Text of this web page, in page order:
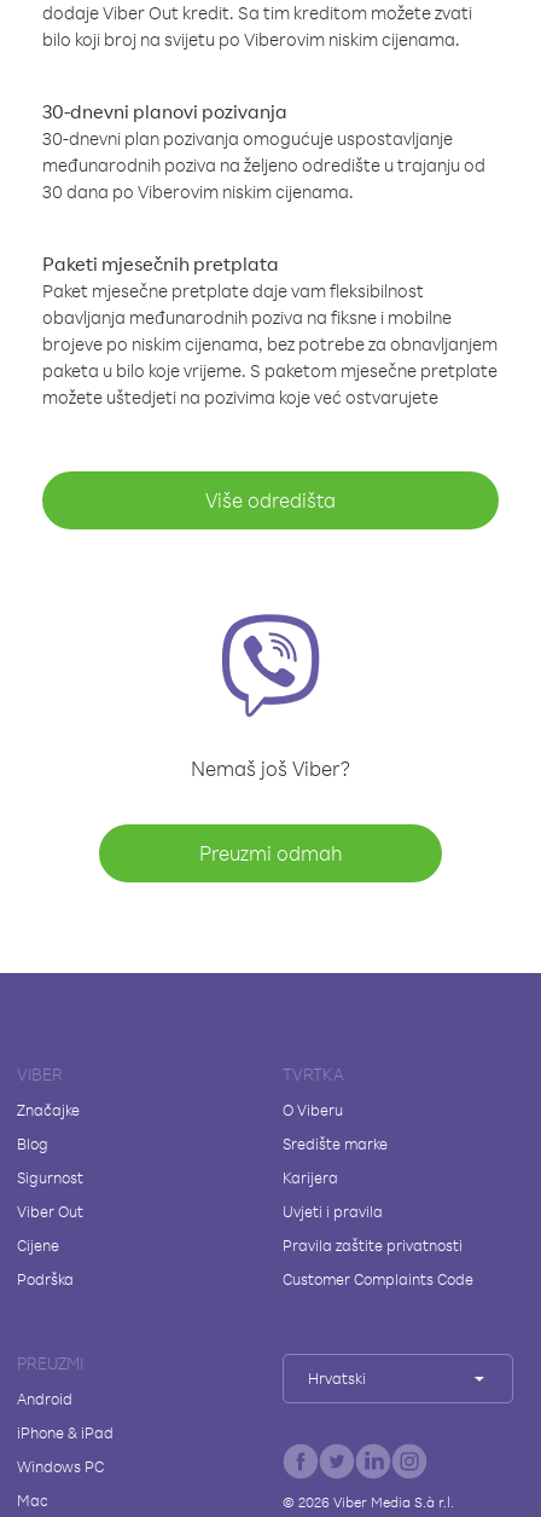
dodaje Viber Out kredit. Sa tim kreditom možete zvati
bilo koji broj na svijetu po Viberovim niskim cijenama.
30-dnevni planovi pozivanja
30-dnevni plan pozivanja omogućuje uspostavljanje
međunarodnih poziva na željeno odredište u trajanju od
30 dana po Viberovim niskim cijenama.
Paketi mjesečnih pretplata
Paket mjesečne pretplate daje vam fleksibilnost
obavljanja međunarodnih poziva na fiksne i mobilne
brojeve po niskim cijenama, bez potrebe za obnavljanjem
paketa u bilo koje vrijeme. S paketom mjesečne pretplate
možete uštedjeti na pozivima koje već ostvarujete
Više odredišta
Nemaš još Viber?
Preuzmi odmah
VIBER
Značajke
Blog
Sigurnost
Viber Out
Cijene
Podrška
TVRTKA
O Viberu
Središte marke
Karijera
Uvjeti i pravila
Pravila zaštite privatnosti
Customer Complaints Code
PREUZMI
Android
iPhone & iPad
Windows PC
Mac
Hrvatski
© 2026Viber Media S.à r.l.